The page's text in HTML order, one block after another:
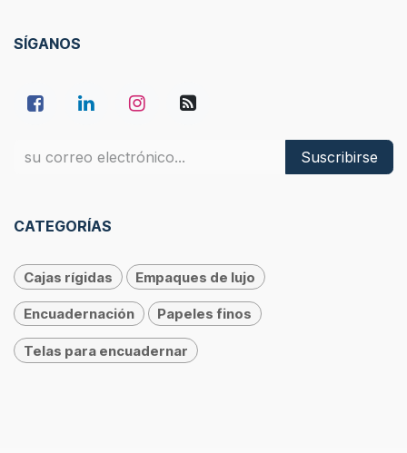
SÍGANOS
Suscribirse
CATEGORÍAS
Cajas rígidas Empaques de lujo
Encuadernación Papeles finos
Telas para encuadernar